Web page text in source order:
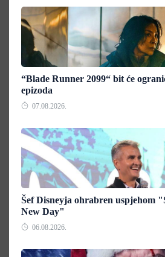
“Blade Runner 2099“ bit će
epizoda
07.08.2026.
Šef Disneyja ohrabren uspjehom
New Day"
06.08.2026.